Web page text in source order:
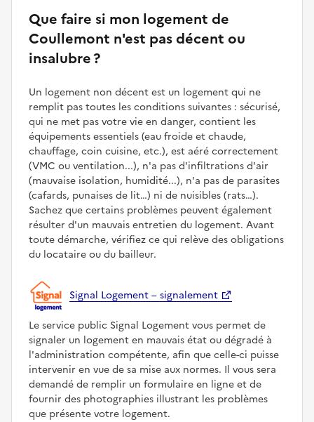
Que faire si mon logement de
Coullemont n'est pas décent ou
insalubre ?
Un logement non décent est un logement qui ne
remplit pas toutes les conditions suivantes : sécurisé,
qui ne met pas votre vie en danger, contient les
équipements essentiels (eau froide et chaude,
chauffage, coin cuisine, etc.), est aéré correctement
(VMC ou ventilation...), n'a pas d'infiltrations d'air
(mauvaise isolation, humidité...), n'a pas de parasites
(cafards, punaises de lit…) ni de nuisibles (rats…).
Sachez que certains problèmes peuvent également
résulter d'un mauvais entretien du logement. Avant
toute démarche, vérifiez ce qui relève des obligations
du locataire ou du bailleur.
Signal Logement – signalement
Le service public Signal Logement vous permet de
signaler un logement en mauvais état ou dégradé à
l'administration compétente, afin que celle-ci puisse
intervenir en vue de sa mise aux normes. Il vous sera
demandé de remplir un formulaire en ligne et de
fournir des photographies illustrant les problèmes
que présente votre logement.